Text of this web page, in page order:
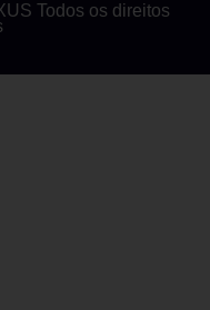
Todos os direitos